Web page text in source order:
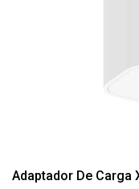
Adaptador De Carga